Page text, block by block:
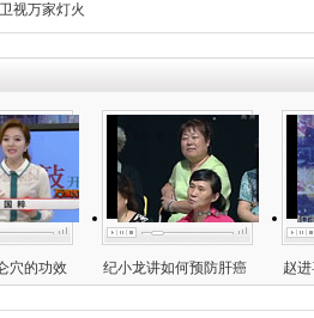
视万家灯火
穴的功效 纪小龙讲如何预防肝癌 赵